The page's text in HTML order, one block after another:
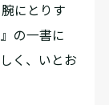
にとりす
の一書に
く、いとお